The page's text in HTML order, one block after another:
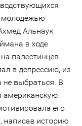
молодежью
Альнаук
в ходе
палестинцев
в депрессию, из
не выбраться. В
американскую
его
написав историю